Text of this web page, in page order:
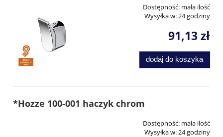
Dostępność: mała ilość
Wysyłka w:24 godziny
91,13 zł
dodaj do koszyka
*Hozze 100-001 haczyk chrom
Dostępność: mała ilość
Wysyłka w: 24 godziny